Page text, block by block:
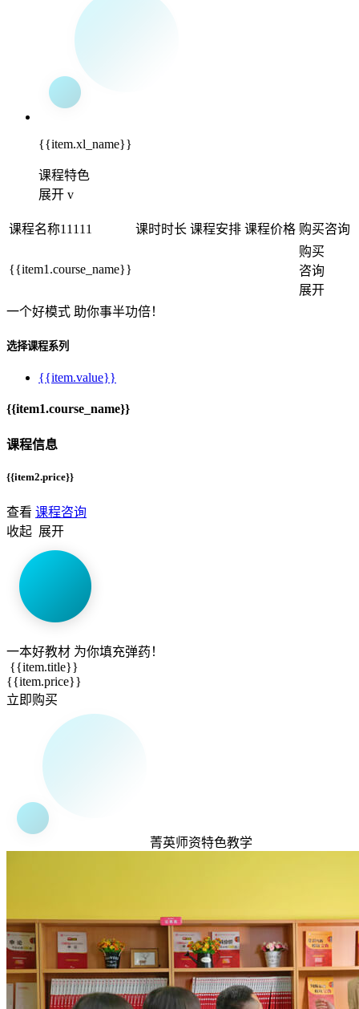
{{item.xl_name}}
课程特色
展开 v
课程名称11111 课时时长 课程安排 课程价格 购买咨询
{{item1.course_name}}
购买
咨询
展开
一个好模式 助你事半功倍！
选择课程系列
{{item.value}}
{{item1.course_name}}
课程信息
{{item2.price}}
查看 课程咨询
收起 展开
一本好教材 为你填充弹药！
{{item.title}}
{{item.price}}
立即购买
菁英师资特色教学